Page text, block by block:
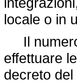
locale o in
Il numero
effettuare
decreto